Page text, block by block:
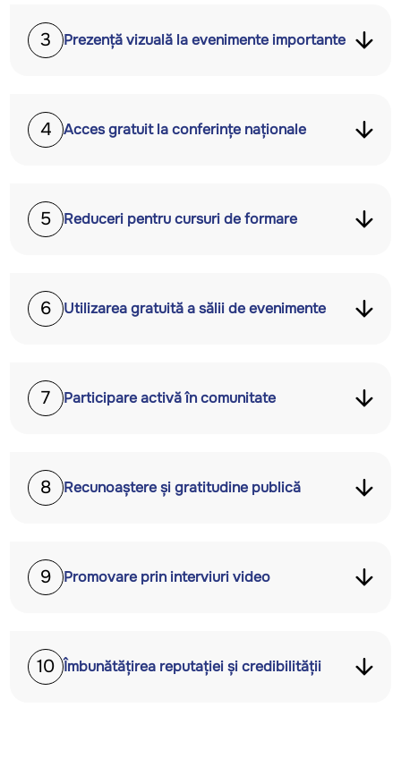
3 Prezență vizuală la evenimente importante
4 Acces gratuit la conferințe naționale
5 Reduceri pentru cursuri de formare
6 Utilizarea gratuită a sălii de evenimente
7 Participare activă în comunitate
8 Recunoaștere și gratitudine publică
9 Promovare prin interviuri video
10 Îmbunătățirea reputației și credibilității